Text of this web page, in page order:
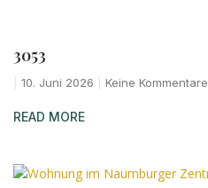
3053
10. Juni 2026 Keine Kommentare
READ MORE